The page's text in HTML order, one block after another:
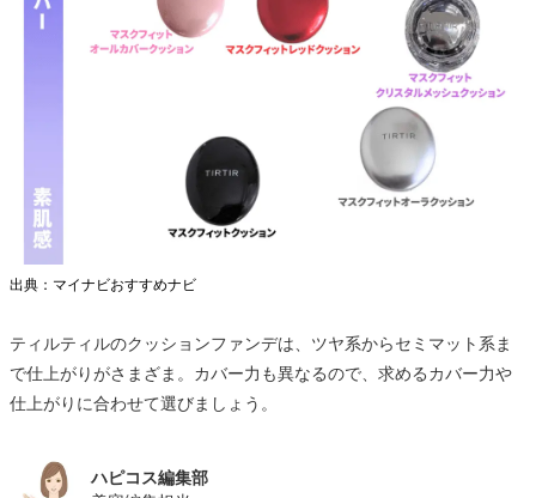
出典：マイナビおすすめナビ
ティルティルのクッションファンデは、ツヤ系からセミマット系ま
で仕上がりがさまざま。カバー力も異なるので、求めるカバー力や
仕上がりに合わせて選びましょう。
ハピコス編集部